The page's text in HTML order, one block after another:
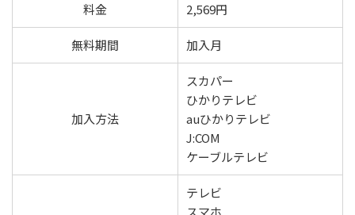
料金 2,569円
無料期間 加入月
加入方法
スカパー
ひかりテレビ
auひかりテレビ
J:COM
ケーブルテレビ
テレビ
スマホ